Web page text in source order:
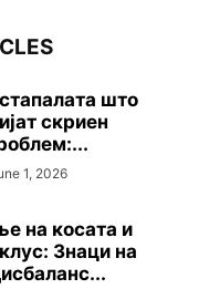
што
скриен
1, 2026
на косата и
Знаци на